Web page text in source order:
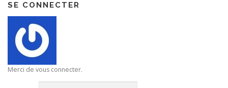
SE CONNECTER
Merci de vous connecter.